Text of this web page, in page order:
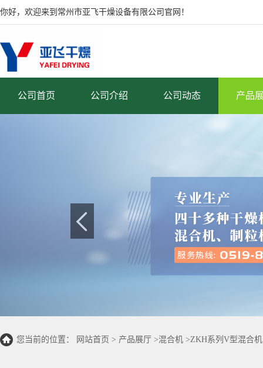
你好，欢迎来到常州市亚飞干燥设备有限公司官网！
公司首页 公司介绍 公司动态 产品
您当前的位置： 网站首页 > 产品展厅 >混合机 >ZKH系列V型混合